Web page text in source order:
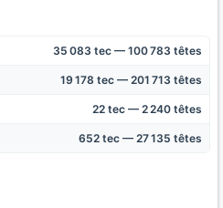
35 083 tec — 100 783 têtes
19 178 tec — 201 713 têtes
22 tec — 2 240 têtes
652 tec — 27 135 têtes